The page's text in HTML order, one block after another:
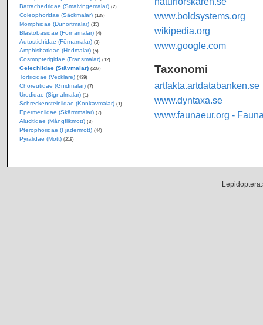
www.boldsystems.org
wikipedia.org
www.google.com
Taxonomi
artfakta.artdatabanken.se
www.dyntaxa.se
www.faunaeur.org -
Batrachedridae (Smalvingemalar) (2)
Coleophoridae (Säckmalar) (139)
Momphidae (Dunörtmalar) (15)
Blastobasidae (Förnamalar) (4)
Autostichidae (Förnamalar) (3)
Amphisbatidae (Hedmalar) (5)
Cosmopterigidae (Fransmalar) (12)
Gelechiidae (Stävmalar) (207)
Tortricidae (Vecklare) (439)
Choreutidae (Gnidmalar) (7)
Urodidae (Signalmalar) (1)
Schreckensteiniidae (Konkavmalar) (1)
Epermeniidae (Skärmmalar) (7)
Alucitidae (Mångflikmott) (3)
Pterophoridae (Fjädermott) (44)
Pyralidae (Mott) (218)